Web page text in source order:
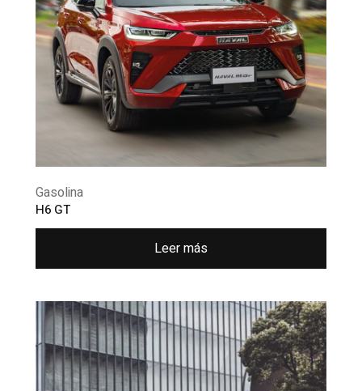
Gasolina
H6 GT
Leer más